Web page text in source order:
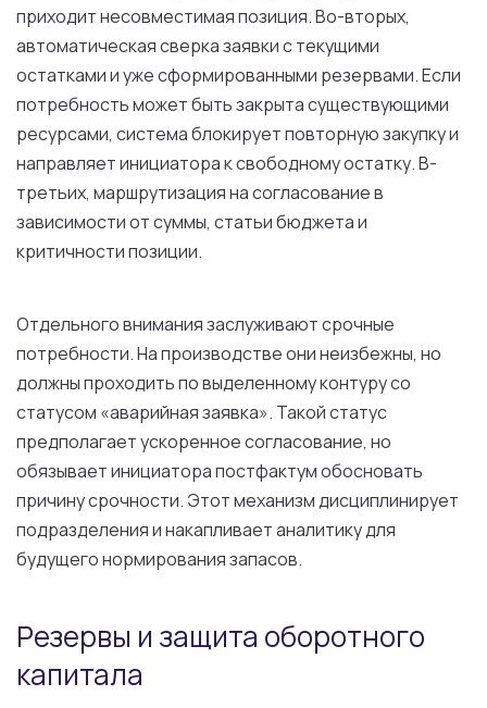
приходит несовместимая позиция. Во-вторых,
автоматическая сверка заявки с текущими
остатками и уже сформированными резервами. Если
потребность может быть закрыта существующими
ресурсами, система блокирует повторную закупку и
направляет инициатора к свободному остатку. В-
третьих, маршрутизация на согласование в
зависимости от суммы, статьи бюджета и
критичности позиции.
Отдельного внимания заслуживают срочные
потребности. На производстве они неизбежны, но
должны проходить по выделенному контуру со
статусом «аварийная заявка». Такой статус
предполагает ускоренное согласование, но
обязывает инициатора постфактум обосновать
причину срочности. Этот механизм дисциплинирует
подразделения и накапливает аналитику для
будущего нормирования запасов.
Резервы и защита оборотного
капитала